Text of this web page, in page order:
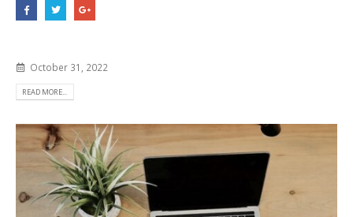
October 31, 2022
READ MORE...